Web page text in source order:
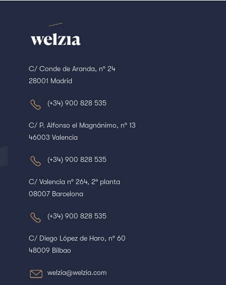
C/ Conde de Aranda, nº 24
28001 Madrid
(+34) 900 828 535
C/ P. Alfonso el Magnánimo, nº 13
46003 Valencia
(+34) 900 828 535
C/ Valencia nº 264, 2ª planta
08007 Barcelona
(+34) 900 828 535
C/ Diego López de Haro, nº 60
48009 Bilbao
welzia@welzia.com